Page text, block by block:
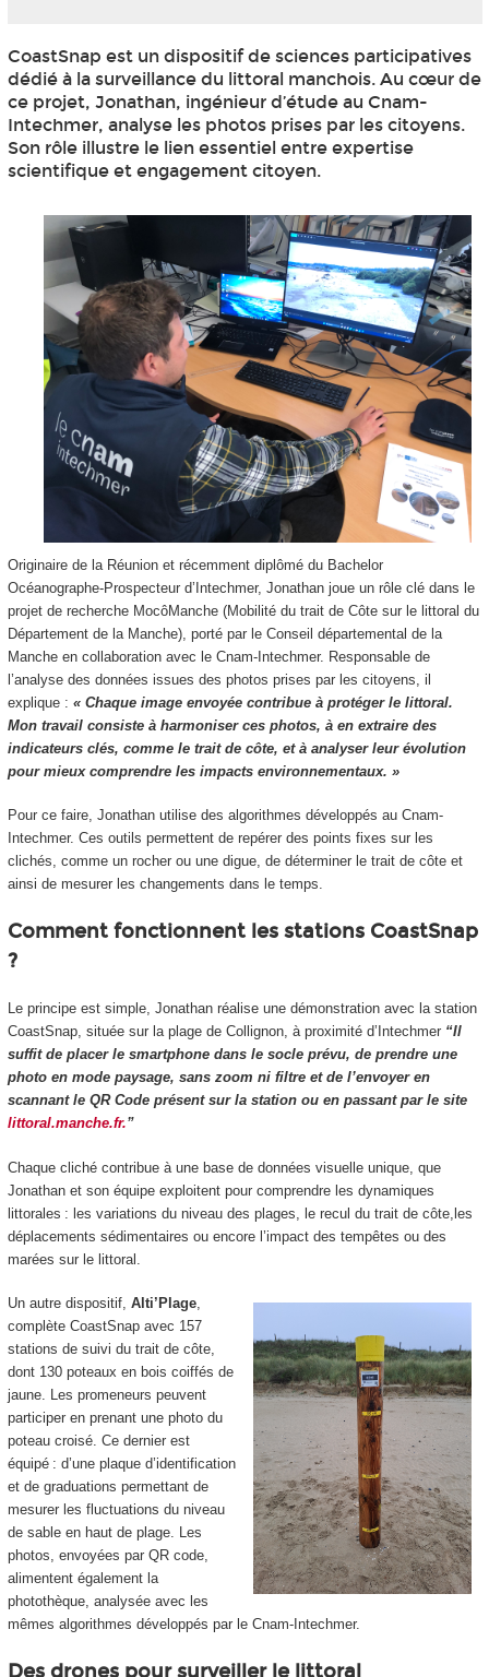
CoastSnap est un dispositif de sciences participatives
dédié à la surveillance du littoral manchois. Au cœur de
ce projet, Jonathan, ingénieur d’étude au Cnam-
Intechmer, analyse les photos prises par les citoyens.
Son rôle illustre le lien essentiel entre expertise
scientifique et engagement citoyen.
Originaire de la Réunion et récemment diplômé du Bachelor
Océanographe-Prospecteur d’Intechmer, Jonathan joue un rôle clé dans le
projet de recherche MocôManche (Mobilité du trait de Côte sur le littoral du
Département de la Manche), porté par le Conseil départemental de la
Manche en collaboration avec le Cnam-Intechmer. Responsable de
l’analyse des données issues des photos prises par les citoyens, il
explique : « Chaque image envoyée contribue à protéger le littoral.
Mon travail consiste à harmoniser ces photos, à en extraire des
indicateurs clés, comme le trait de côte, et à analyser leur évolution
pour mieux comprendre les impacts environnementaux. »
Pour ce faire, Jonathan utilise des algorithmes développés au Cnam-
Intechmer. Ces outils permettent de repérer des points fixes sur les
clichés, comme un rocher ou une digue, de déterminer le trait de côte et
ainsi de mesurer les changements dans le temps.
Comment fonctionnent les stations CoastSnap
?
Le principe est simple, Jonathan réalise une démonstration avec la station
CoastSnap, située sur la plage de Collignon, à proximité d’Intechmer “Il
suffit de placer le smartphone dans le socle prévu, de prendre une
photo en mode paysage, sans zoom ni filtre et de l’envoyer en
scannant le QR Code présent sur la station ou en passant par le site
littoral.manche.fr.”
Chaque cliché contribue à une base de données visuelle unique, que
Jonathan et son équipe exploitent pour comprendre les dynamiques
littorales : les variations du niveau des plages, le recul du trait de côte,les
déplacements sédimentaires ou encore l’impact des tempêtes ou des
marées sur le littoral.
Un autre dispositif, Alti’Plage,
complète CoastSnap avec 157
stations de suivi du trait de côte,
dont 130 poteaux en bois coiffés de
jaune. Les promeneurs peuvent
participer en prenant une photo du
poteau croisé. Ce dernier est
équipé : d’une plaque d’identification
et de graduations permettant de
mesurer les fluctuations du niveau
de sable en haut de plage. Les
photos, envoyées par QR code,
alimentent également la
photothèque, analysée avec les
mêmes algorithmes développés par le Cnam-Intechmer.
Des drones pour surveiller le littoral